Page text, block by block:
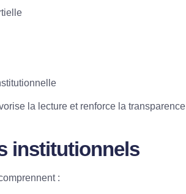
la lecture et renforce la transparence
institutionnels
: